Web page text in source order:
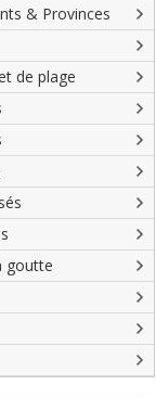
& Provinces
d'outre mer
de plage
et militaires
&
goutte